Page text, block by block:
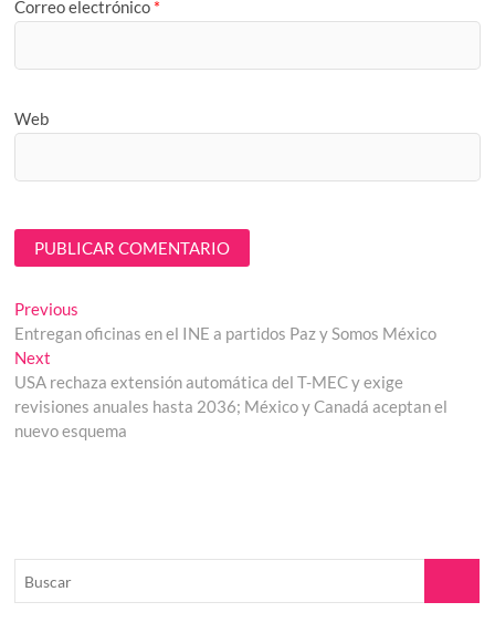
Correo electrónico *
Web
Navegación
de
entradas
Previous
post:
Entregan oficinas en el INE a partidos Paz y Somos México
Next
post:
USA rechaza extensión automática del T-MEC y exige
revisiones anuales hasta 2036; México y Canadá aceptan el
nuevo esquema